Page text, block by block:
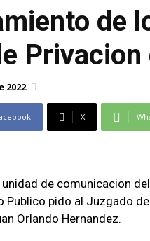
de
Privacion
2022
X
de comunicacion
Publico pido al Juzgado
Orlando Hernandez.